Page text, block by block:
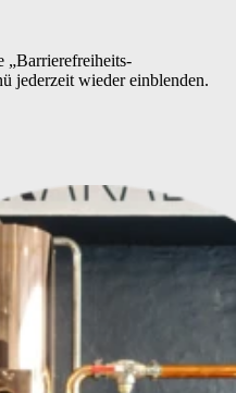
„Barrierefreiheits-
jederzeit wieder einblenden.